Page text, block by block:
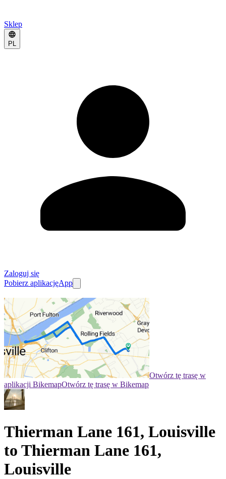
Sklep
PL
Zaloguj się
Pobierz aplikacjęApp
Otwórz tę trasę w
aplikacji BikemapOtwórz tę trasę w Bikemap
Thierman Lane 161, Louisville
to Thierman Lane 161,
Louisville